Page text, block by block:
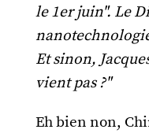
le 1er juin". Le
Et sinon,
vient pas ?"
Eh bien non,